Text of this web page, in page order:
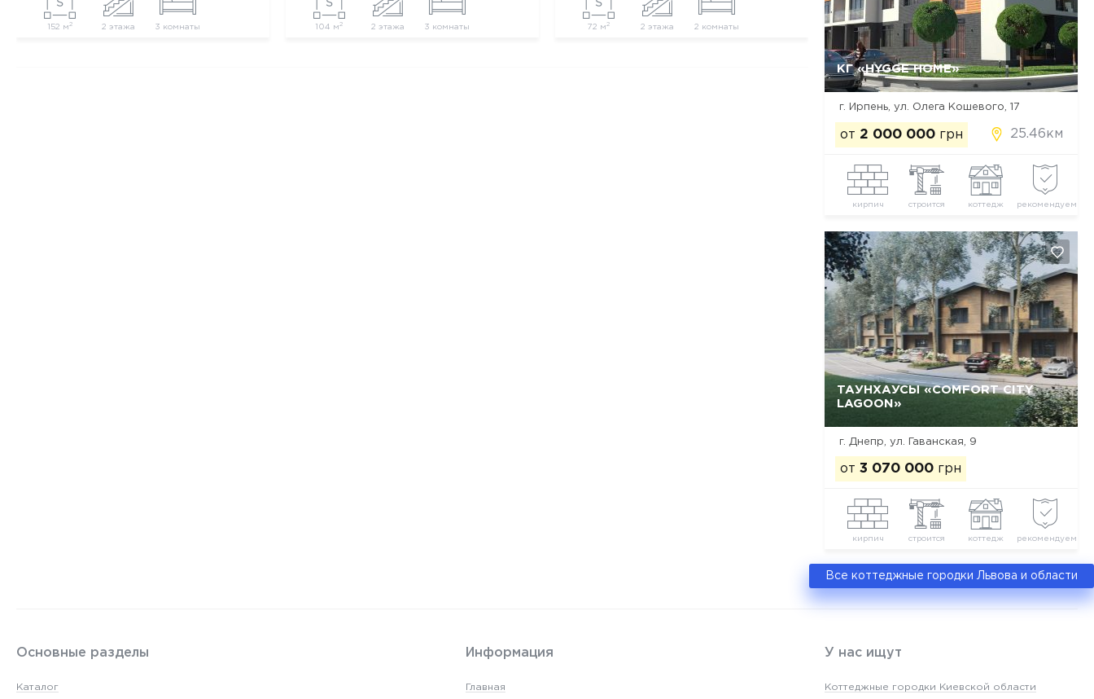
152 м2 2 этажа 3 комнаты 104 м2 2 этажа 3 комнаты 72 м2 2 этажа 2 комнаты
КГ «HYGGE HOME»
г. Ирпень, ул. Олега Кошевого, 17
от 2 000 000 грн 25.46км
кирпич строится коттедж рекомендуем
Да, удалить Отмена
ТАУНХАУСЫ «COMFORT CITY
LAGOON»
г. Днепр, ул. Гаванская, 9
от 3 070 000 грн
кирпич строится коттедж рекомендуем
Все коттеджные городки Львова и области
Основные разделы
Каталог
Информация
Главная
У нас ищут
Коттеджные городки Киевской области